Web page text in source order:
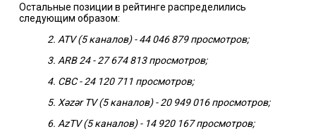
Остальные позиции в рейтинге распределились
следующим образом:
2. ATV (5 каналов) - 44 046 879 просмотров;
3. ARB 24 - 27 674 813 просмотров;
4. CBC - 24 120 711 просмотров;
5. Xəzər TV (5 каналов) - 20 949 016 просмотров;
6. AzTV (5 каналов) - 14 920 167 просмотров;